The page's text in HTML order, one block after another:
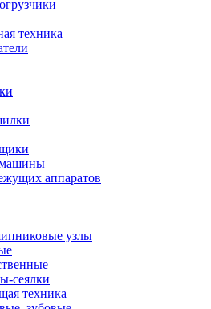
техника
аппаратов
узлы
сеялки
техника